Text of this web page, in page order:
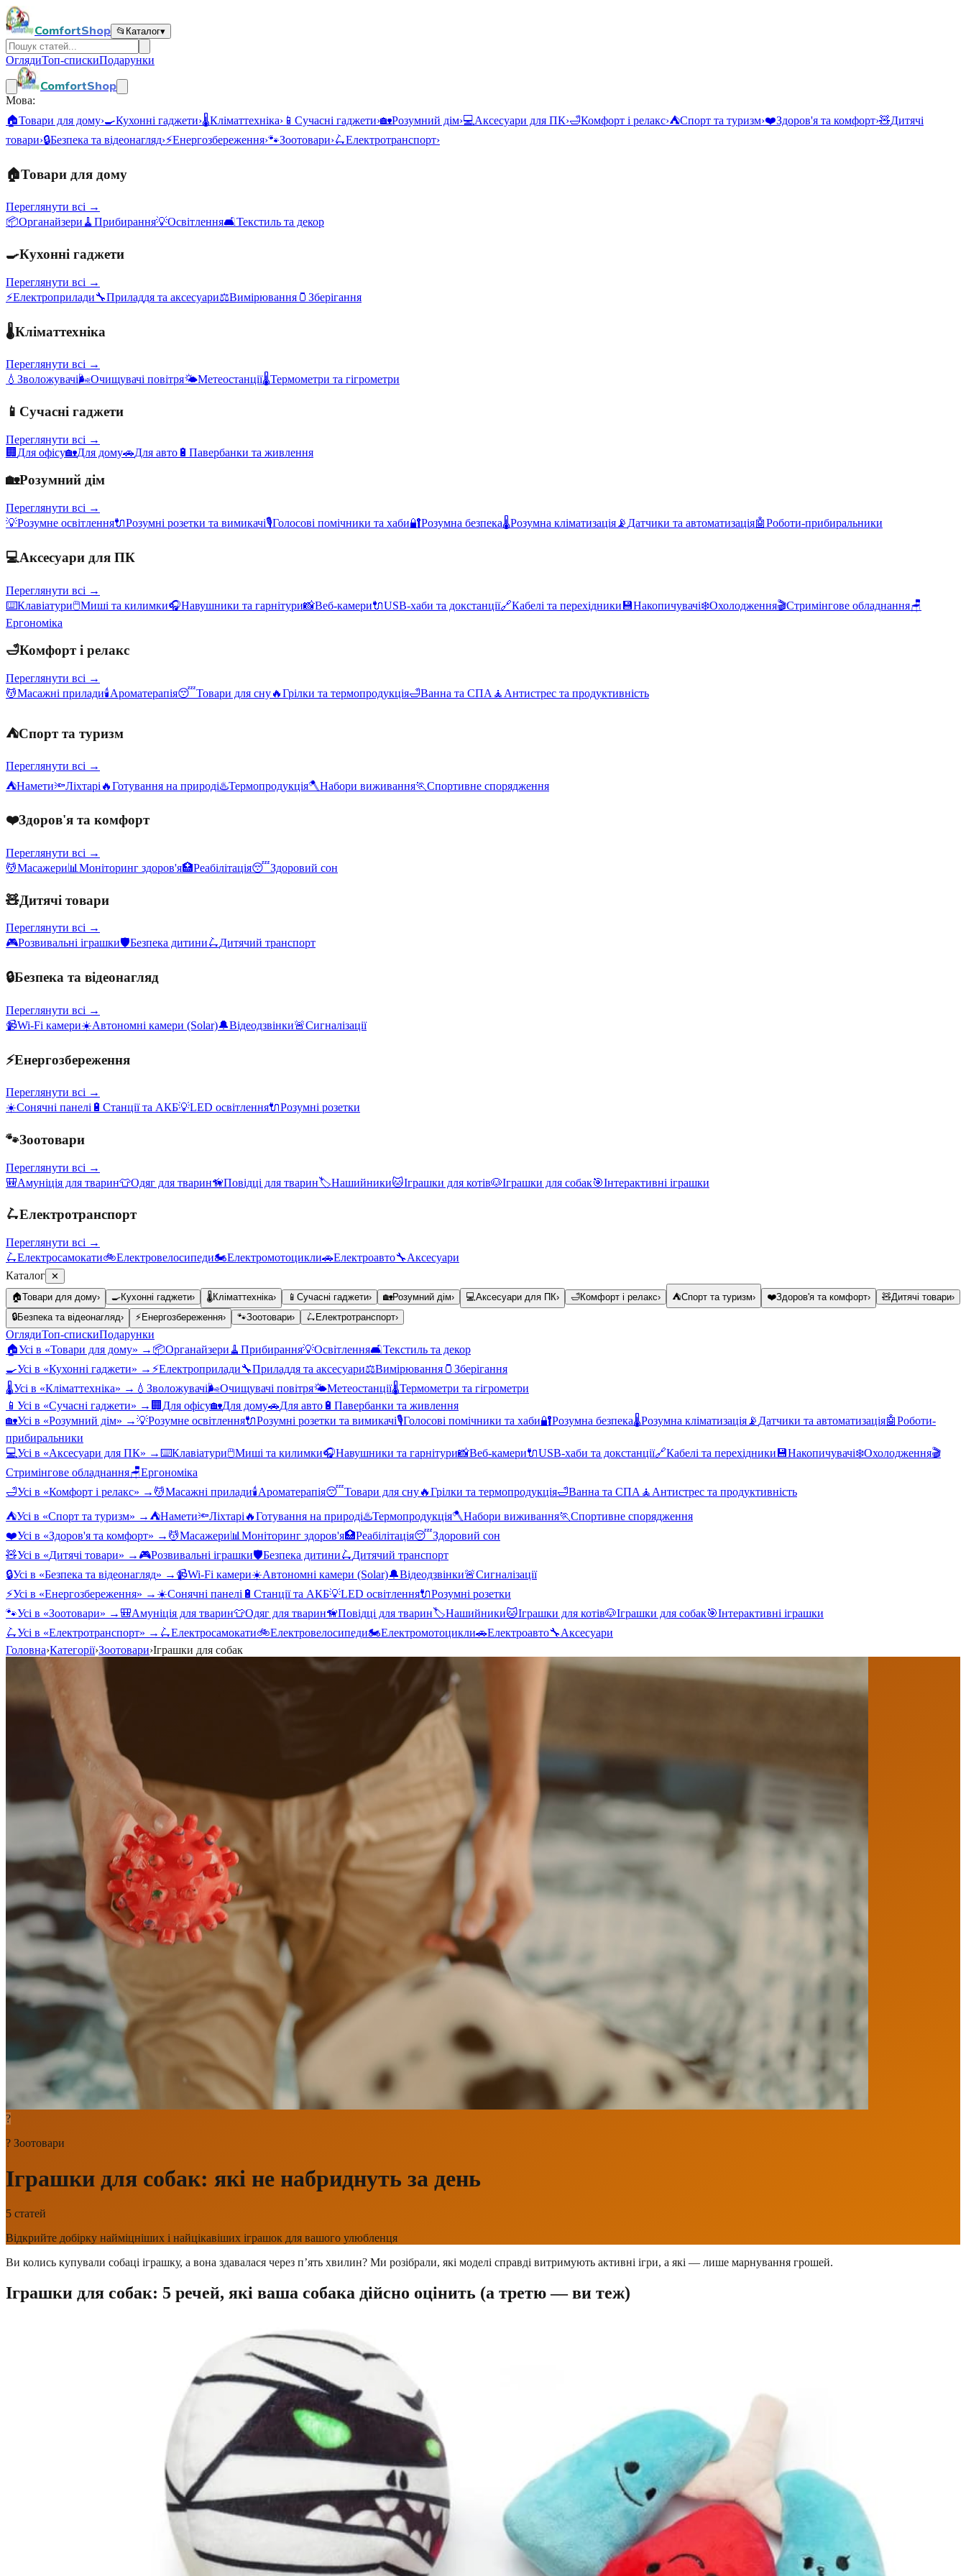
ComfortShop 📂 Каталог▾
ОглядиТоп-спискиПодарунки
ComfortShop
Мова:
🏠Товари для дому›🍳Кухонні гаджети›🌡️Кліматтехніка› 📱 Сучасні гаджети›🏡Розумний дім›💻Аксесуари для ПК›🛁Комфорт і релакс›⛺Спорт та туризм›❤️Здоров'я та комфорт›🧸Дитячі
товари›🔒Безпека та відеонагляд›⚡Енергозбереження›🐾Зоотовари›🛴Електротранспорт›
🏠Товари для дому
Переглянути всі →
📦Органайзери 🧹 Прибирання💡Освітлення🛋️Текстиль та декор
🍳Кухонні гаджети
Переглянути всі →
⚡Електроприлади🔧Приладдя та аксесуари⚖️Вимірювання 🫙 Зберігання
🌡️Кліматтехніка
Переглянути всі →
💧 Зволожувачі🌬️Очищувачі повітря🌤️Метеостанції🌡️Термометри та гігрометри
📱 Сучасні гаджети
Переглянути всі →
🏢 Для офісу🏡Для дому🚗Для авто 🔋 Павербанки та живлення
🏡Розумний дім
Переглянути всі →
💡Розумне освітлення🔌Розумні розетки та вимикачі🎙️Голосові помічники та хаби🔐Розумна безпека🌡️Розумна кліматизація 📡 Датчики та автоматизація🤖Роботи-прибиральники
💻Аксесуари для ПК
Переглянути всі →
⌨️Клавіатури🖱️Миші та килимки🎧Навушники та гарнітури📸Веб-камери🔌USB-хаби та докстанції🔗Кабелі та перехідники 💾Накопичувачі❄️Охолодження🎬Стримінгове обладнання🪑
Ергономіка
🛁Комфорт і релакс
Переглянути всі →
💆Масажні прилади🕯️Ароматерапія😴Товари для сну🔥Грілки та термопродукція🛁Ванна та СПА 🧘 Антистрес та продуктивність
⛺Спорт та туризм
Переглянути всі →
⛺Намети🔦Ліхтарі 🔥Готування на природі♨️Термопродукція🪓Набори виживання🏃Спортивне спорядження
❤️Здоров'я та комфорт
Переглянути всі →
💆Масажери📊 Моніторинг здоров'я🏥Реабілітація😴Здоровий сон
🧸Дитячі товари
Переглянути всі →
🎮Розвивальні іграшки🛡️Безпека дитини🛴Дитячий транспорт
🔒Безпека та відеонагляд
Переглянути всі →
📹Wi-Fi камери☀️Автономні камери (Solar)🔔Відеодзвінки🚨Сигналізації
⚡Енергозбереження
Переглянути всі →
☀️Сонячні панелі 🔋 Станції та АКБ💡LED освітлення🔌Розумні розетки
🐾Зоотовари
Переглянути всі →
🎒Амуніція для тварин👕Одяг для тварин🦮Повідці для тварин🏷️Нашийники🐱Іграшки для котів🐶Іграшки для собак🎯Інтерактивні іграшки
🛴Електротранспорт
Переглянути всі →
🛴Електросамокати🚲Електровелосипеди🏍️Електромотоцикли🚗Електроавто🔧Аксесуари
Каталог ✕
🏠Товари для дому› 🍳Кухонні гаджети› 🌡️Кліматтехніка› 📱 Сучасні гаджети› 🏡Розумний дім› 💻Аксесуари для ПК› 🛁Комфорт і релакс› ⛺Спорт та туризм› ❤️Здоров'я та комфорт› 🧸Дитячі товари›
🔒Безпека та відеонагляд› ⚡ Енергозбереження› 🐾Зоотовари› 🛴 Електротранспорт›
ОглядиТоп-спискиПодарунки
🏠Усі в «Товари для дому» → 📦Органайзери 🧹 Прибирання💡Освітлення🛋️Текстиль та декор
🍳Усі в «Кухонні гаджети» → ⚡Електроприлади🔧Приладдя та аксесуари⚖️Вимірювання 🫙 Зберігання
🌡️Усі в «Кліматтехніка» → 💧 Зволожувачі🌬️Очищувачі повітря🌤️Метеостанції🌡️Термометри та гігрометри
📱 Усі в «Сучасні гаджети» → 🏢 Для офісу🏡Для дому🚗Для авто 🔋 Павербанки та живлення
🏡Усі в «Розумний дім» →💡Розумне освітлення🔌Розумні розетки та вимикачі🎙️Голосові помічники та хаби🔐Розумна безпека🌡️Розумна кліматизація 📡 Датчики та автоматизація🤖Роботи-
прибиральники
💻Усі в «Аксесуари для ПК» →⌨️Клавіатури🖱️Миші та килимки🎧Навушники та гарнітури📸Веб-камери🔌USB-хаби та докстанції🔗Кабелі та перехідники 💾Накопичувачі❄️Охолодження🎬
Стримінгове обладнання🪑Ергономіка
🛁Усі в «Комфорт і релакс» → 💆Масажні прилади🕯️Ароматерапія😴Товари для сну🔥Грілки та термопродукція🛁Ванна та СПА 🧘 Антистрес та продуктивність
⛺Усі в «Спорт та туризм» → ⛺Намети🔦Ліхтарі 🔥Готування на природі♨️Термопродукція🪓Набори виживання🏃Спортивне спорядження
❤️Усі в «Здоров'я та комфорт» → 💆Масажери📊 Моніторинг здоров'я🏥Реабілітація😴Здоровий сон
🧸Усі в «Дитячі товари» → 🎮Розвивальні іграшки🛡️Безпека дитини🛴Дитячий транспорт
🔒Усі в «Безпека та відеонагляд» → 📹Wi-Fi камери☀️Автономні камери (Solar)🔔Відеодзвінки🚨Сигналізації
⚡Усі в «Енергозбереження» → ☀️Сонячні панелі 🔋 Станції та АКБ💡LED освітлення🔌Розумні розетки
🐾Усі в «Зоотовари» → 🎒Амуніція для тварин👕Одяг для тварин🦮Повідці для тварин🏷️Нашийники🐱Іграшки для котів🐶Іграшки для собак🎯Інтерактивні іграшки
🛴Усі в «Електротранспорт» → 🛴Електросамокати🚲Електровелосипеди🏍️Електромотоцикли🚗Електроавто🔧Аксесуари
Головна›Категорії›Зоотовари›Іграшки для собак
?
? Зоотовари
Іграшки для собак: які не набриднуть за день
5 статей
Відкрийте добірку найміцніших і найцікавіших іграшок для вашого улюбленця
Ви колись купували собаці іграшку, а вона здавалася через п’ять хвилин? Ми розібрали, які моделі справді витримують активні ігри, а які — лише марнування грошей.
Іграшки для собак: 5 речей, які ваша собака дійсно оцінить (а третю — ви теж)